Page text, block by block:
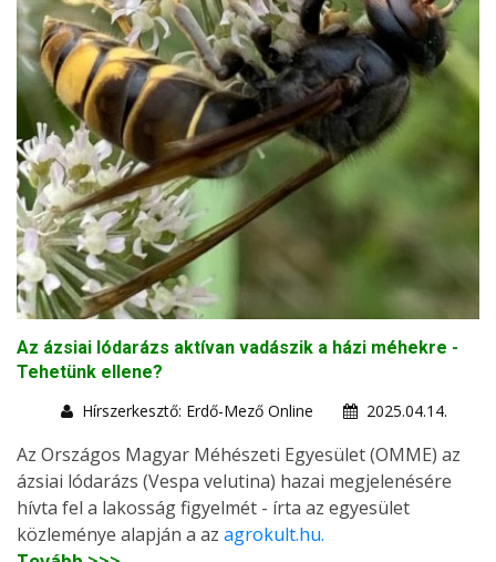
Az ázsiai lódarázs aktívan vadászik a házi méhekre -
Tehetünk ellene?
Hírszerkesztő: Erdő-Mező Online
2025.04.14.
Az Országos Magyar Méhészeti Egyesület (OMME) az
ázsiai lódarázs (Vespa velutina) hazai megjelenésére
hívta fel a lakosság figyelmét - írta az egyesület
közleménye alapján a az agrokult.hu.